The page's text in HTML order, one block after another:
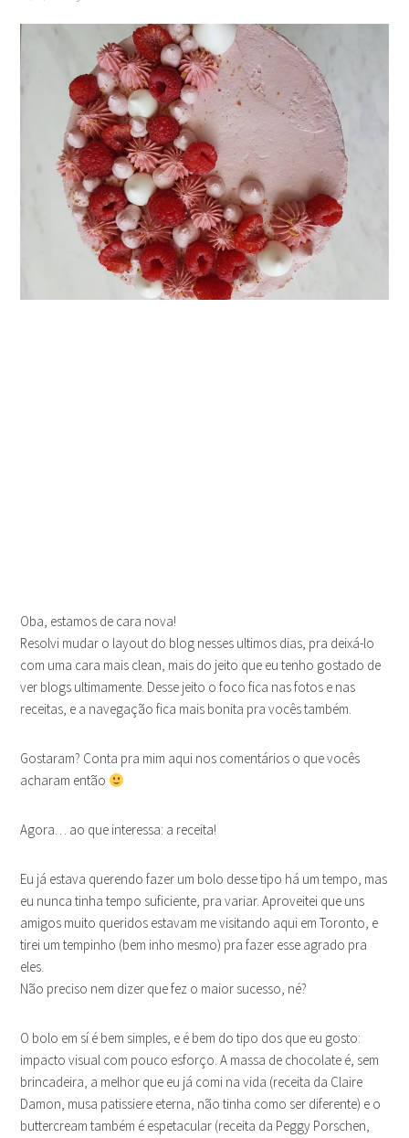
Oba, estamos de cara nova!
Resolvi mudar o layout do blog nesses ultimos dias, pra deixá-lo
com uma cara mais clean, mais do jeito que eu tenho gostado de
ver blogs ultimamente. Desse jeito o foco fica nas fotos e nas
receitas, e a navegação fica mais bonita pra vocês também.
Gostaram? Conta pra mim aqui nos comentários o que vocês
acharam então
Agora… ao que interessa: a receita!
Eu já estava querendo fazer um bolo desse tipo há um tempo, mas
eu nunca tinha tempo suficiente, pra variar. Aproveitei que uns
amigos muito queridos estavam me visitando aqui em Toronto, e
tirei um tempinho (bem inho mesmo) pra fazer esse agrado pra
eles.
Não preciso nem dizer que fez o maior sucesso, né?
O bolo em sí é bem simples, e é bem do tipo dos que eu gosto:
impacto visual com pouco esforço. A massa de chocolate é, sem
brincadeira, a melhor que eu já comi na vida (receita da Claire
Damon, musa patissiere eterna, não tinha como ser diferente) e o
buttercream também é espetacular (receita da Peggy Porschen,